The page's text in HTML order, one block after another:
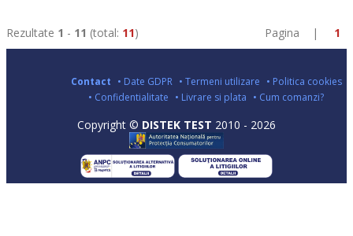
Rezultate 1 - 11 (total: 11) Pagina | 1
Contact • Date GDPR • Termeni utilizare • Politica cookies
• Confidentialitate • Livrare si plata • Cum comanzi?
Copyright © DISTEK TEST 2010 - 2026